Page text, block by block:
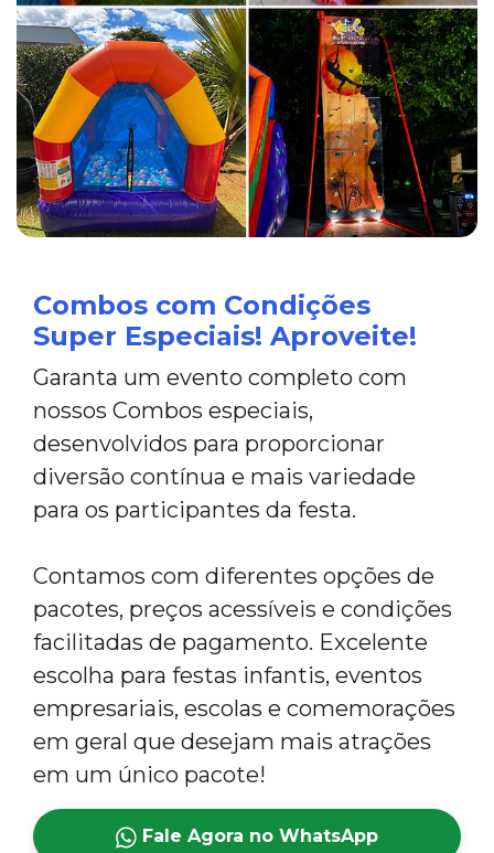
Combos com Condições
Super Especiais! Aproveite!
Garanta um evento completo com
nossos Combos especiais,
desenvolvidos para proporcionar
diversão contínua e mais variedade
para os participantes da festa.
Contamos com diferentes opções de
pacotes, preços acessíveis e condições
facilitadas de pagamento. Excelente
escolha para festas infantis, eventos
empresariais, escolas e comemorações
em geral que desejam mais atrações
em um único pacote!
Fale Agora no WhatsApp